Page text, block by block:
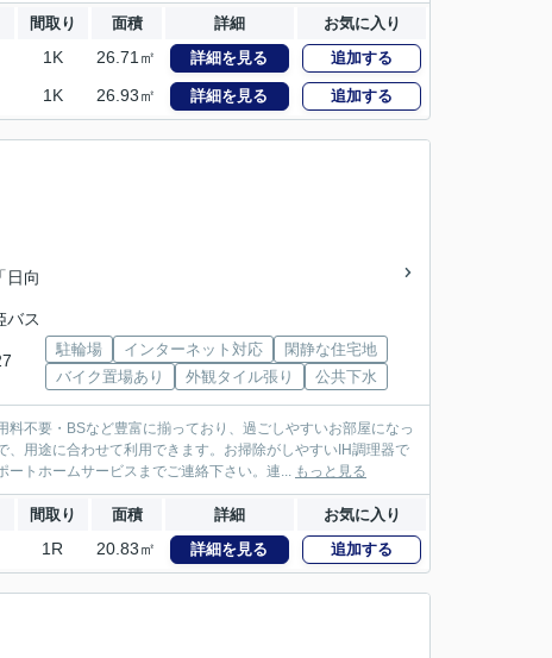
間取り 面積 詳細 お気に入り
1K 26.71㎡ 詳細を見る 追加する
1K 26.93㎡ 詳細を見る 追加する
日向
バス
駐輪場 インターネット対応
閑静な住宅地
バイク置場あり
外観タイル張り 公共下水
不要・BSなど豊富に揃っており、過ごしやすいお部屋になっ
用途に合わせて利用できます。お掃除がしやすいIH調理器で
トホームサービスまでご連絡下さい。連... もっと見る
間取り 面積 詳細 お気に入り
1R 20.83㎡ 詳細を見る 追加する